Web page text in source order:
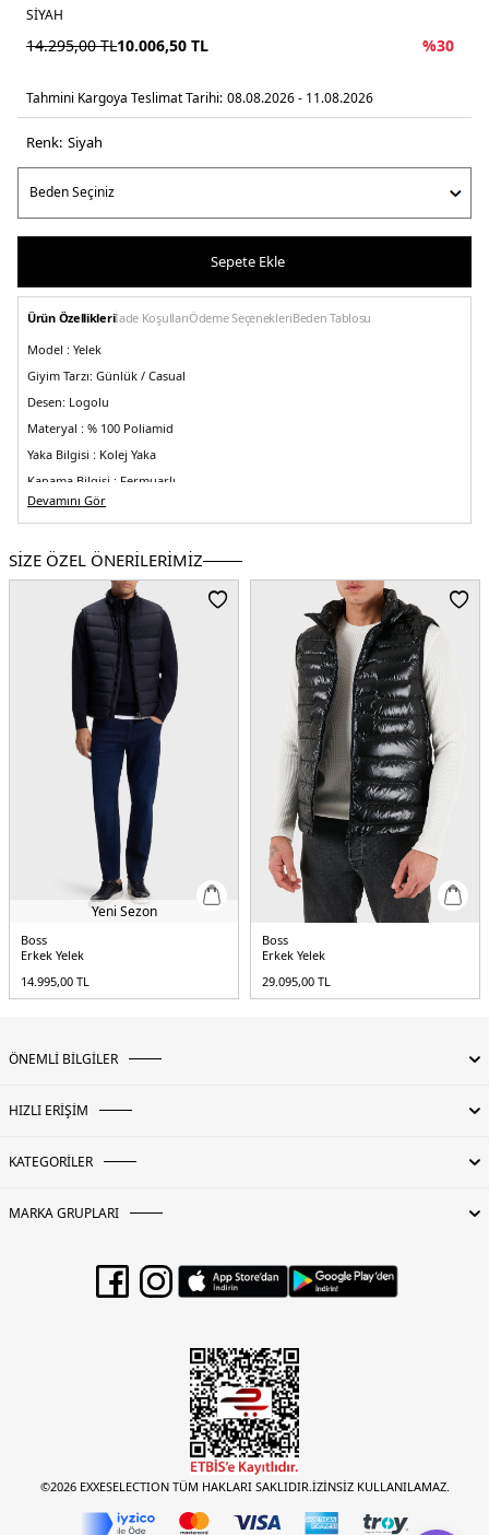
SİYAH
14.295,00TL10.006,50 TL %30
Tahmini Kargoya Teslimat Tarihi: 08.08.2026 - 11.08.2026
Renk: si̇yah
Sepete Ekle
Ürün Özellikleriİade KoşullarıÖdeme SeçenekleriBeden Tablosu
Model : Yelek
Giyim Tarzı: Günlük / Casual
Desen: Logolu
Materyal : % 100 Poliamid
Yaka Bilgisi : Kolej Yaka
Kapama Bilgisi : Fermuarlı
Kol Bilgisi :Kolsuz
Menşei :Çin
5DK150543164001.07
Devamını Gör
SİZE ÖZEL ÖNERİLERİMİZ
Yeni Sezon
Boss
Erkek Yelek
14.995,00 TL
Boss
Erkek Yelek
29.095,00 TL
ÖNEMLİ BİLGİLER
HIZLI ERİŞİM
KATEGORİLER
MARKA GRUPLARI
©2026 EXXESELECTION TÜM HAKLARI SAKLIDIR.İZİNSİZ KULLANILAMAZ.